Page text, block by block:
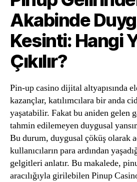
Akabinde
Kesinti: Hangi
Çıkılır?
Pin-up casino dijital altyapısında
kazançlar, katılımcılara bir anda
yaşatabilir. Fakat bu aniden gelen
tahmin edilemeyen duygusal
Bu durum, duygusal çöküş olarak
kullanıcıların para ardından
gelgitleri anlatır. Bu makalede,
aracılığıyla girilebilen Pinup